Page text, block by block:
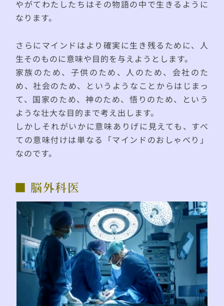
やがてわたしたちはその物語の中で生きるように
なります。
さらにマインドはより確実に生き残るために、人
生そのものに意味や目的を与えようとします。
家族のため、子供のため、人のため、会社のた
め、社会のため、というようなことからはじまっ
て、国家のため、神のため、悟りのため、という
ような壮大な目的まで考え出します。
しかしそれがいかに意味ありげに見えても、すべ
ての意味付けは単なる「マインドのおしゃべり」
なのです。
■ 脳外科医